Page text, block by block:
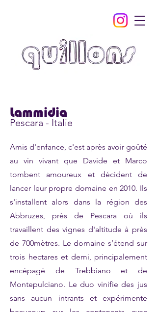
Lammidia
Pescara - Italie
Amis d'enfance, c'est après avoir goûté
au vin vivant que Davide et Marco
tombent amoureux et décident de
lancer leur propre domaine en 2010. Ils
s'installent alors dans la région des
Abbruzes, près de Pescara où ils
travaillent des vignes d'altitude à près
de 700mètres. Le domaine s’étend sur
trois hectares et demi, principalement
encépagé de Trebbiano et de
Montepulciano. Le duo vinifie des jus
sans aucun intrants et expérimente